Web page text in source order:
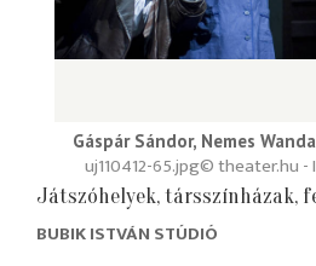
Gáspár Sándor, Nemes
© theater.hu -
uj110412-65.jpg
Játszóhelyek, társszínházak,
BUBIK ISTVÁN STÚDIÓ